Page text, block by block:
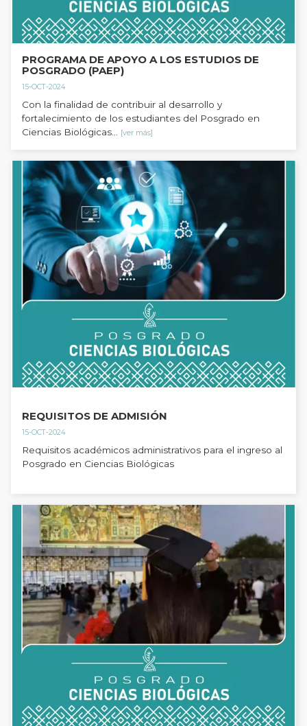
PROGRAMA DE APOYO A LOS ESTUDIOS DE
POSGRADO (PAEP)
15-OCT-2024
Con la finalidad de contribuir al desarrollo y
fortalecimiento de los estudiantes del Posgrado en
Ciencias Biológicas...
[ver más]
REQUISITOS DE ADMISIÓN
15-OCT-2024
Requisitos académicos administrativos para el ingreso al
Posgrado en Ciencias Biológicas